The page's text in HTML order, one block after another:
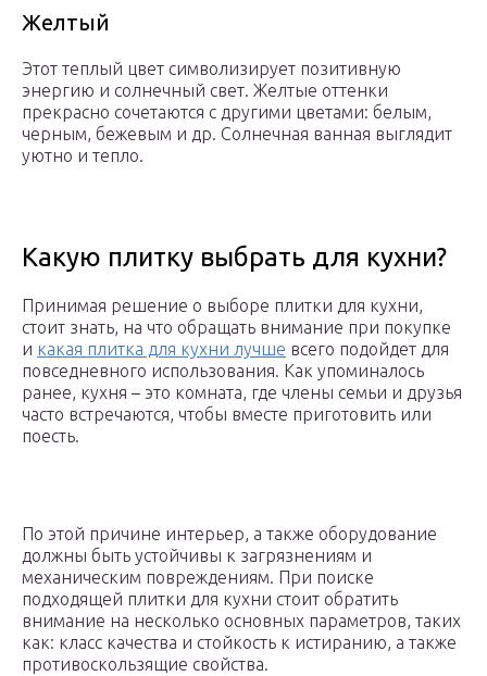
Желтый
Этот теплый цвет символизирует позитивную
энергию и солнечный свет. Желтые оттенки
прекрасно сочетаются с другими цветами: белым,
черным, бежевым и др. Солнечная ванная выглядит
уютно и тепло.
Какую плитку выбрать для кухни?
Принимая решение о выборе плитки для кухни,
стоит знать, на что обращать внимание при покупке
и какая плитка для кухни лучше всего подойдет для
повседневного использования. Как упоминалось
ранее, кухня – это комната, где члены семьи и друзья
часто встречаются, чтобы вместе приготовить или
поесть.
По этой причине интерьер, а также оборудование
должны быть устойчивы к загрязнениям и
механическим повреждениям. При поиске
подходящей плитки для кухни стоит обратить
внимание на несколько основных параметров, таких
как: класс качества и стойкость к истиранию, а также
противоскользящие свойства.